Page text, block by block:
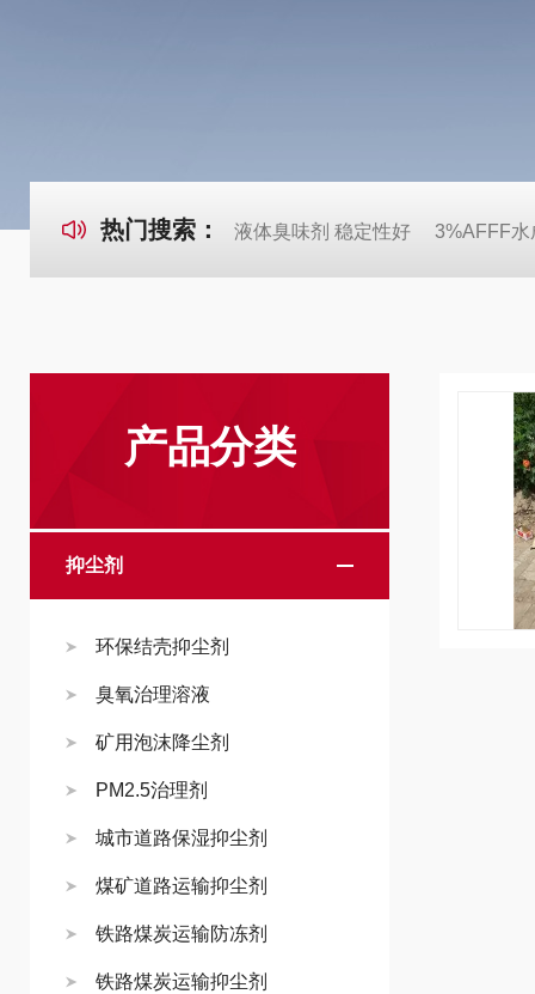
热门搜索： 液体臭味剂 稳定性好 3%AFFF水
产品分类
抑尘剂
环保结壳抑尘剂
臭氧治理溶液
矿用泡沫降尘剂
PM2.5治理剂
城市道路保湿抑尘剂
煤矿道路运输抑尘剂
铁路煤炭运输防冻剂
铁路煤炭运输抑尘剂